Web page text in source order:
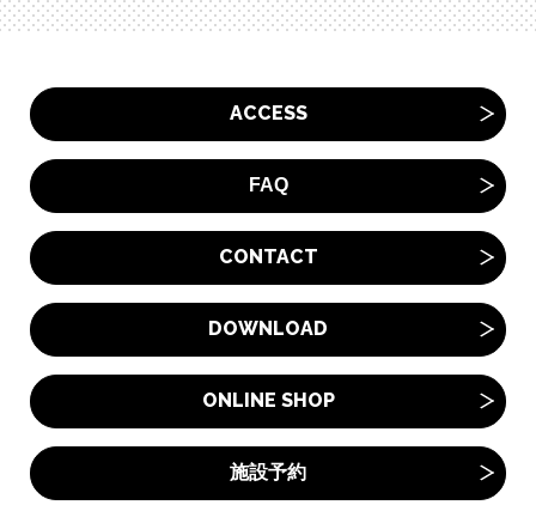
ACCESS
FAQ
CONTACT
DOWNLOAD
ONLINE SHOP
施設予約